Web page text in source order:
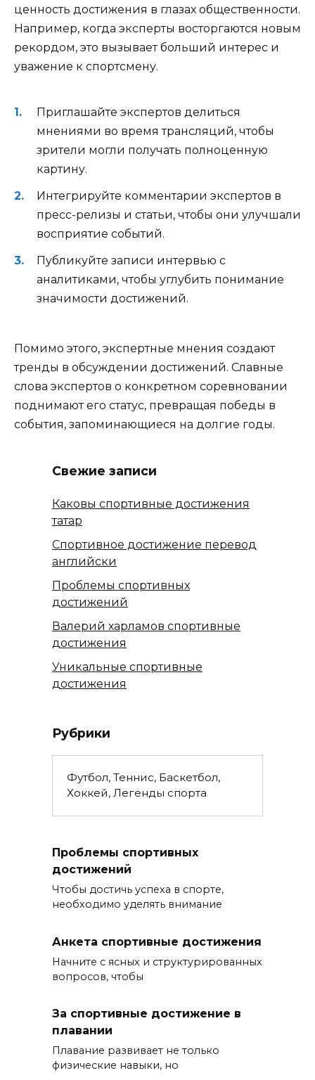
ценность достижения в глазах общественности.
Например, когда эксперты восторгаются новым
рекордом, это вызывает больший интерес и
уважение к спортсмену.
Приглашайте экспертов делиться
мнениями во время трансляций, чтобы
зрители могли получать полноценную
картину.
Интегрируйте комментарии экспертов в
пресс-релизы и статьи, чтобы они улучшали
восприятие событий.
Публикуйте записи интервью с
аналитиками, чтобы углубить понимание
значимости достижений.
Помимо этого, экспертные мнения создают
тренды в обсуждении достижений. Славные
слова экспертов о конкретном соревновании
поднимают его статус, превращая победы в
события, запоминающиеся на долгие годы.
Свежие записи
Каковы спортивные достижения
татар
Спортивное достижение перевод
английски
Проблемы спортивных
достижений
Валерий харламов спортивные
достижения
Уникальные спортивные
достижения
Рубрики
Футбол, Теннис, Баскетбол,
Хоккей, Легенды спорта
Проблемы спортивных
достижений
Чтобы достичь успеха в спорте,
необходимо уделять внимание
Анкета спортивные достижения
Начните с ясных и структурированных
вопросов, чтобы
За спортивные достижение в
плавании
Плавание развивает не только
физические навыки, но